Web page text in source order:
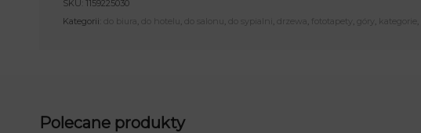
SKU: 1159225030
Kategorii:
do biura do hotelu do salonu do sypialni drzewa fototapety góry kategorie
Polecane produkty